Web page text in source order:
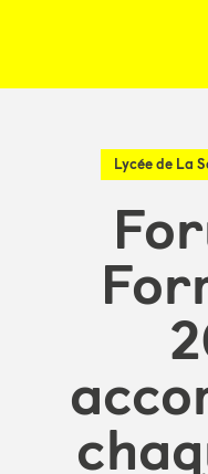
Lycée de La